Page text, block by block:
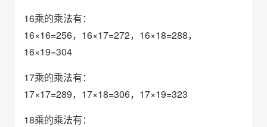
16乘的乘法有：
16×16=256，16×17=272，16×18=288，
16×19=304
17乘的乘法有：
17×17=289，17×18=306，17×19=323
18乘的乘法有：